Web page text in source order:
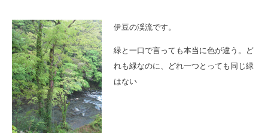
伊豆の渓流です。
緑と一口で言っても本当に色が違う。ど
れも緑なのに、どれ一つとっても同じ緑
はない
メールで相談
ブログ一覧ページ
料金一覧 new